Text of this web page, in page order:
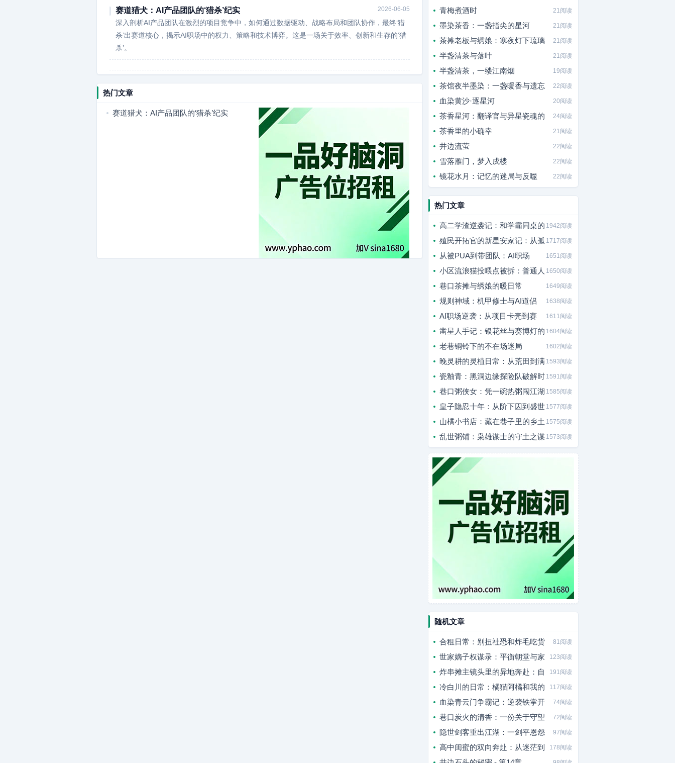
赛道猎犬：AI产品团队的‘猎杀’纪实 2026-06-05
深入剖析AI产品团队在激烈的项目竞争中，如何通过数据驱动、战略布局和团队协作，最终‘猎
杀’出赛道核心，揭示AI职场中的权力、策略和技术博弈。这是一场关于效率、创新和生存的‘猎
杀’。
热门文章
赛道猎犬：AI产品团队的‘猎杀’纪实
青梅煮酒时 21阅读
墨染茶香：一盏指尖的星河 21阅读
茶摊老板与绣娘：寒夜灯下琉璃 21阅读
半盏清茶与落叶 21阅读
半盏清茶，一缕江南烟 19阅读
茶馆夜半墨染：一盏暖香与遗忘 22阅读
血染黄沙·逐星河 20阅读
茶香星河：翻译官与异星瓷魂的 24阅读
茶香里的小确幸 21阅读
井边流萤 22阅读
雪落雁门，梦入戍楼 22阅读
镜花水月：记忆的迷局与反噬 22阅读
热门文章
高二学渣逆袭记：和学霸同桌的 1942阅读
殖民开拓官的新星安家记：从孤 1717阅读
从被PUA到带团队：AI职场 1651阅读
小区流浪猫投喂点被拆：普通人 1650阅读
巷口茶摊与绣娘的暖日常 1649阅读
规则神域：机甲修士与AI道侣 1638阅读
AI职场逆袭：从项目卡壳到赛 1611阅读
凿星人手记：银花丝与赛博灯的 1604阅读
老巷铜铃下的不在场迷局 1602阅读
晚灵耕的灵植日常：从荒田到满 1593阅读
瓷釉青：黑洞边缘探险队破解时 1591阅读
巷口粥侠女：凭一碗热粥闯江湖 1585阅读
皇子隐忍十年：从阶下囚到盛世 1577阅读
山橘小书店：藏在巷子里的乡土 1575阅读
乱世粥铺：枭雄谋士的守土之谋 1573阅读
随机文章
合租日常：别扭社恐和炸毛吃货 81阅读
世家嫡子权谋录：平衡朝堂与家 123阅读
炸串摊主镜头里的异地奔赴：自 191阅读
冷白川的日常：橘猫阿橘和我的 117阅读
血染青云门争霸记：逆袭铁掌开 74阅读
巷口炭火的清香：一份关于守望 72阅读
隐世剑客重出江湖：一剑平恩怨 97阅读
高中闺蜜的双向奔赴：从迷茫到 178阅读